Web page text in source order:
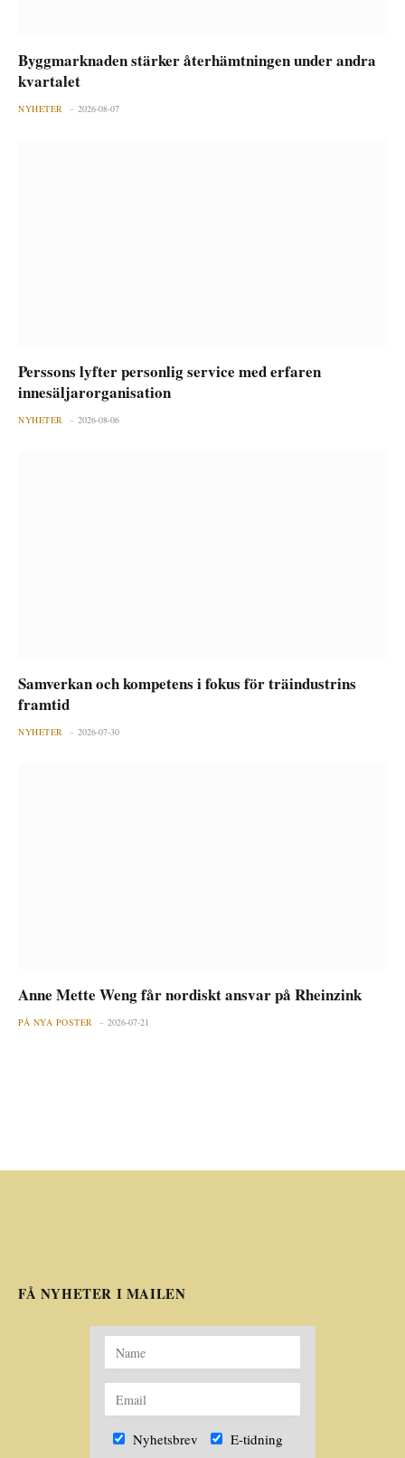
Byggmarknaden stärker återhämtningen under andra
kvartalet
NYHETER 2026-08-07
Perssons lyfter personlig service med erfaren
innesäljarorganisation
NYHETER 2026-08-06
Samverkan och kompetens i fokus för träindustrins
framtid
NYHETER 2026-07-30
Anne Mette Weng får nordiskt ansvar på Rheinzink
PÅ NYA POSTER 2026-07-21
FÅ NYHETER I MAILEN
Nyhetsbrev E-tidning